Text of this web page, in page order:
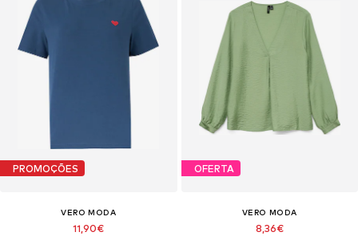
PROMOÇÕES
VERO MODA
11,90€
OFERTA
VERO MODA
8,36€